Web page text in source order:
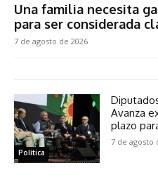
Una familia necesita
para ser considerada
7 de agosto de 2026
Política
Avanza
plazo
7 de agosto